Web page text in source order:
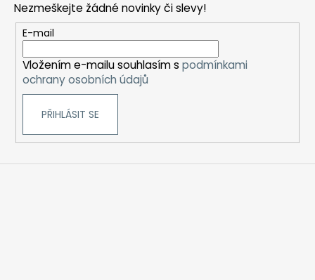
Nezmeškejte žádné novinky či slevy!
E-mail
Vložením e-mailu souhlasím s podmínkami
ochrany osobních údajů
PŘIHLÁSIT SE